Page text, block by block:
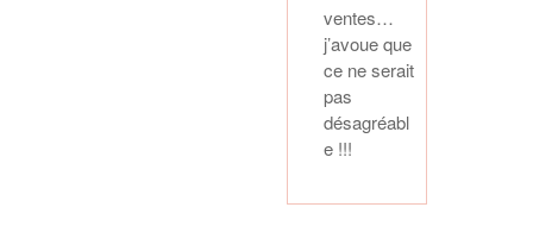
ventes…
j’avoue que
ce ne serait
pas
désagréabl
e !!!